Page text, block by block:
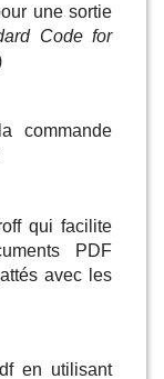
une sortie
Code for
commande
qui facilite
PDF
avec les
en utilisant